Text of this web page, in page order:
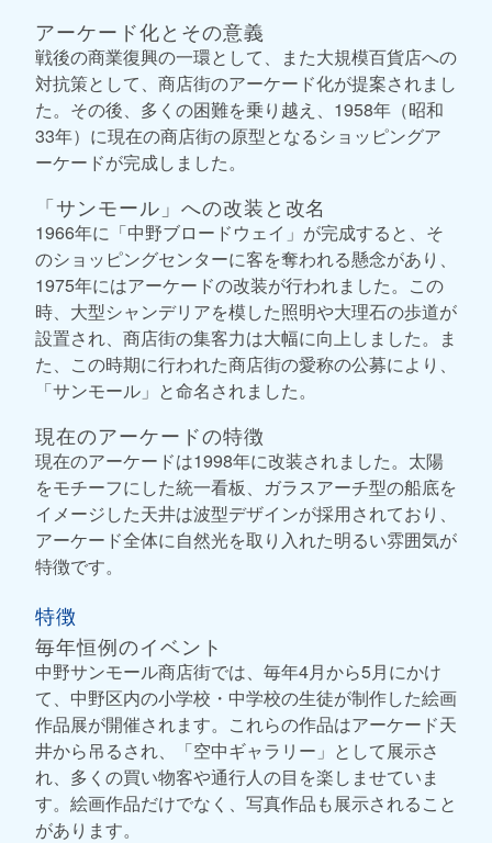
アーケード化とその意義
戦後の商業復興の一環として、また大規模百貨店への
対抗策として、商店街のアーケード化が提案されまし
た。その後、多くの困難を乗り越え、1958年（昭和
33年）に現在の商店街の原型となるショッピングア
ーケードが完成しました。
「サンモール」への改装と改名
1966年に「中野ブロードウェイ」が完成すると、そ
のショッピングセンターに客を奪われる懸念があり、
1975年にはアーケードの改装が行われました。この
時、大型シャンデリアを模した照明や大理石の歩道が
設置され、商店街の集客力は大幅に向上しました。ま
た、この時期に行われた商店街の愛称の公募により、
「サンモール」と命名されました。
現在のアーケードの特徴
現在のアーケードは1998年に改装されました。太陽
をモチーフにした統一看板、ガラスアーチ型の船底を
イメージした天井は波型デザインが採用されており、
アーケード全体に自然光を取り入れた明るい雰囲気が
特徴です。
特徴
毎年恒例のイベント
中野サンモール商店街では、毎年4月から5月にかけ
て、中野区内の小学校・中学校の生徒が制作した絵画
作品展が開催されます。これらの作品はアーケード天
井から吊るされ、「空中ギャラリー」として展示さ
れ、多くの買い物客や通行人の目を楽しませていま
す。絵画作品だけでなく、写真作品も展示されること
があります。